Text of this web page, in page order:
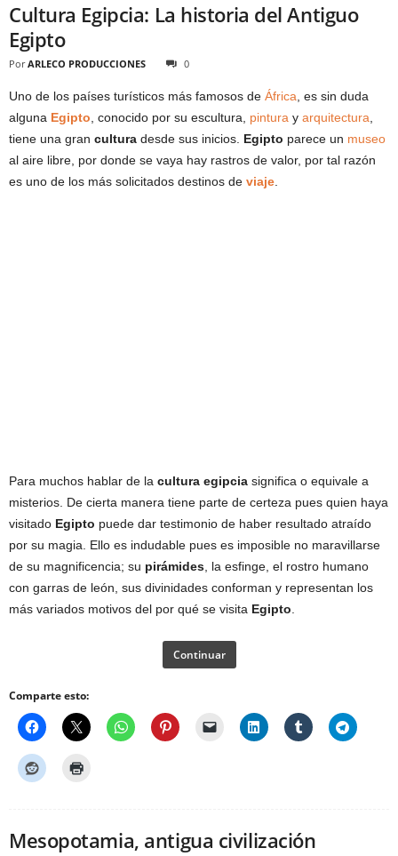
Cultura Egipcia: La historia del Antiguo
Egipto
Por ARLECO PRODUCCIONES 0
Uno de los países turísticos más famosos de África , es sin duda
alguna Egipto , conocido por su escultura, pintura y arquitectura
tiene una gran cultura desde sus inicios. Egipto parece un museo
al aire libre, por donde se vaya hay rastros de valor, por tal razón
es uno de los más solicitados destinos de viaje
Para muchos hablar de la cultura egipcia significa o equivale a
misterios. De cierta manera tiene parte de certeza pues quien haya
visitado Egipto puede dar testimonio de haber resultado atraído
por su magia. Ello es indudable pues es imposible no maravillarse
de su magnificencia; su pirámides , la esfinge, el rostro humano
con garras de león, sus divinidades conforman y representan los
más variados motivos del por qué se visita Egipto
Continuar
Comparte esto:
Mesopotamia, antigua civilización